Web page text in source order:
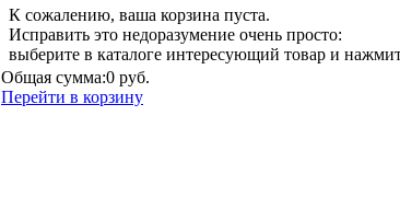
К сожалению, ваша корзина пуста.
Исправить это недоразумение очень просто:
выберите в каталоге интересующий товар и
Общая сумма:0 руб.
Перейти в корзину